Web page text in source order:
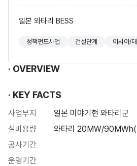
일본 와타리 BESS
정책펀드사업 건설단계 아시아/
OVERVIEW
KEY FACTS
사업부지
일본 미야기현 와타리군
설비용량
와타리 20MW/
공사기간
운영기간